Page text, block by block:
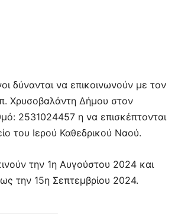
δύνανται να επικοινωνούν με τον
Χρυσοβαλάντη Δήμου στον
2531024457 η να επισκέπτονται
του Ιερού Καθεδρικού Ναού.
την 1η Αυγούστου 2024 και
την 15η Σεπτεμβρίου 2024.